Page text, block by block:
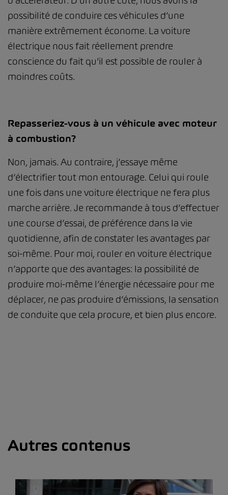
possibilité de conduire ces véhicules d’une
manière extrêmement économe. La voiture
électrique nous fait réellement prendre
conscience du fait qu’il est possible de rouler à
moindres coûts.
Repasseriez-vous à un véhicule avec moteur
à combustion?
Non, jamais. Au contraire, j’essaye même
d’électrifier tout mon entourage. Celui qui roule
une fois dans une voiture électrique ne fera plus
marche arrière. Je recommande à tous d’effectuer
une course d’essai, de préférence dans la vie
quotidienne, afin de constater les avantages par
soi-même. Pour moi, rouler en voiture électrique
n’apporte que des avantages: la possibilité de
produire moi-même l’énergie nécessaire pour me
déplacer, ne pas produire d’émissions, la sensation
de conduite que cela procure, et bien plus encore.
Autres contenus